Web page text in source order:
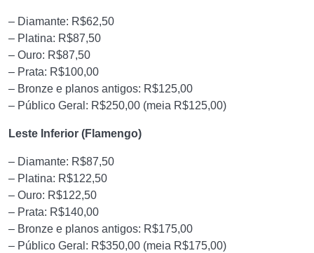
– Diamante: R$62,50
– Platina: R$87,50
– Ouro: R$87,50
– Prata: R$100,00
– Bronze e planos antigos: R$125,00
– Público Geral: R$250,00 (meia R$125,00)
Leste Inferior (Flamengo)
– Diamante: R$87,50
– Platina: R$122,50
– Ouro: R$122,50
– Prata: R$140,00
– Bronze e planos antigos: R$175,00
– Público Geral: R$350,00 (meia R$175,00)